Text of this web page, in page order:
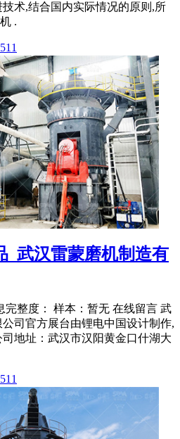
术,结合国内实际情况的原则,所
.
_武汉雷蒙磨机制造有
完整度： 样本：暂无 在线留言 武
司官方展台由锂电中国设计制作,
地址：武汉市汉阳黄金口什湖大